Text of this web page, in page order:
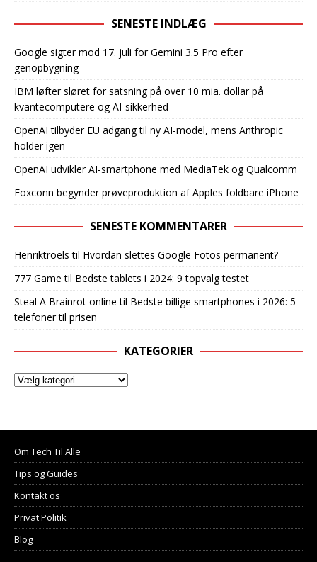
SENESTE INDLÆG
Google sigter mod 17. juli for Gemini 3.5 Pro efter
genopbygning
IBM løfter sløret for satsning på over 10 mia. dollar på
kvantecomputere og AI-sikkerhed
OpenAI tilbyder EU adgang til ny AI-model, mens Anthropic
holder igen
OpenAI udvikler AI-smartphone med MediaTek og Qualcomm
Foxconn begynder prøveproduktion af Apples foldbare iPhone
SENESTE KOMMENTARER
Henriktroels til Hvordan slettes Google Fotos permanent?
777 Game til Bedste tablets i 2024: 9 topvalg testet
Steal A Brainrot online til Bedste billige smartphones i 2026: 5
telefoner til prisen
KATEGORIER
Om Tech Til Alle
Tips og Guides
Kontakt os
Privat Politik
Blog